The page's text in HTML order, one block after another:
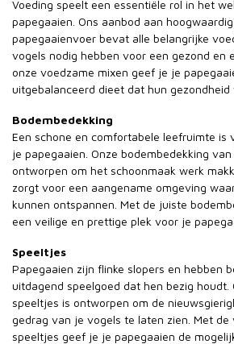
Voeding speelt een essentiële rol in het
papegaaien. Ons aanbod aan
papegaaienvoer bevat alle belangrijke
vogels nodig hebben voor een gezond en
onze voedzame mixen geef je je
uitgebalanceerd dieet dat hun gezondheid
Bodembedekking
Een schone en comfortabele leefruimte is
je papegaaien. Onze bodembedekking
ontworpen om het schoonmaak werk
zorgt voor een aangename omgeving
kunnen ontspannen. Met de juiste
een veilige en prettige plek voor je
Speeltjes
Papegaaien zijn flinke slopers en hebben
uitdagend speelgoed dat hen bezig houdt.
speeltjes is ontworpen om de
gedrag van je vogels te laten zien. Met de
speeltjes geef je je papegaaien de